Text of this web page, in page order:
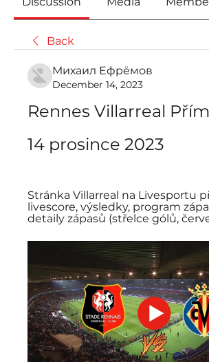
Back
Михаил Ефрёмов
December 14, 2023
Rennes Villarreal
14 prosince 2023
Stránka Villarreal na Livesportu
livescore, výsledky, program
detaily zápasů (střelce gólů,